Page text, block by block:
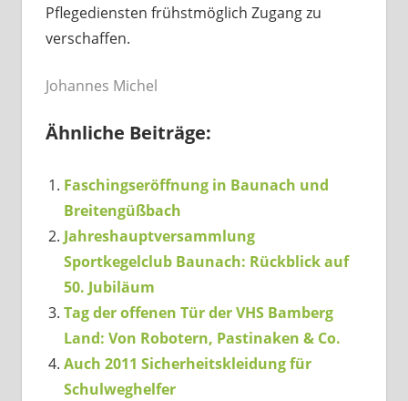
Pflegediensten frühstmöglich Zugang zu
verschaffen.
Johannes Michel
Ähnliche Beiträge:
Faschingseröffnung in Baunach und
Breitengüßbach
Jahreshauptversammlung
Sportkegelclub Baunach: Rückblick auf
50. Jubiläum
Tag der offenen Tür der VHS Bamberg
Land: Von Robotern, Pastinaken & Co.
Auch 2011 Sicherheitskleidung für
Schulweghelfer